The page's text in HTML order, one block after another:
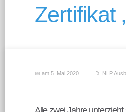
Zertifikat
am 5. Mai 2020 NLP
Alle zwei Jahre